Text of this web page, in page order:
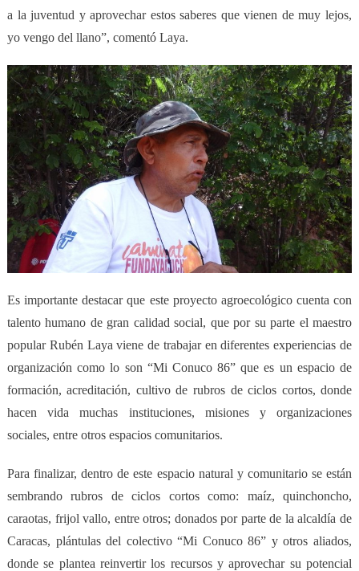
a la juventud y aprovechar estos saberes que vienen de muy lejos,
yo vengo del llano”, comentó Laya.
Es importante destacar que este proyecto agroecológico cuenta con
talento humano de gran calidad social, que por su parte el maestro
popular Rubén Laya viene de trabajar en diferentes experiencias de
organización como lo son “Mi Conuco 86” que es un espacio de
formación, acreditación, cultivo de rubros de ciclos cortos, donde
hacen vida muchas instituciones, misiones y organizaciones
sociales, entre otros espacios comunitarios.
Para finalizar, dentro de este espacio natural y comunitario se están
sembrando rubros de ciclos cortos como: maíz, quinchoncho,
caraotas, frijol vallo, entre otros; donados por parte de la alcaldía de
Caracas, plántulas del colectivo “Mi Conuco 86” y otros aliados,
donde se plantea reinvertir los recursos y aprovechar su potencial